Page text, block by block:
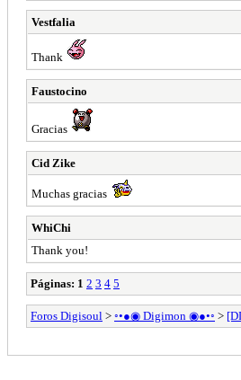
Vestfalia
Thank
Faustocino
Gracias
Cid Zike
Muchas gracias
WhiChi
Thank you!
Páginas: 1 2 3 4 5
Foros Digisoul > ◦•●◉ Digimon ◉●•◦ >